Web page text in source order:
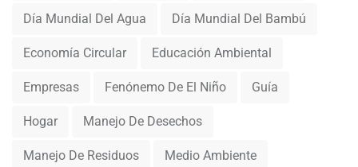
Día Mundial Del Agua Día Mundial Del Bambú
Economía Circular Educación Ambiental
Empresas Fenónemo De El Niño Guía
Hogar Manejo De Desechos
Manejo De Residuos Medio Ambiente